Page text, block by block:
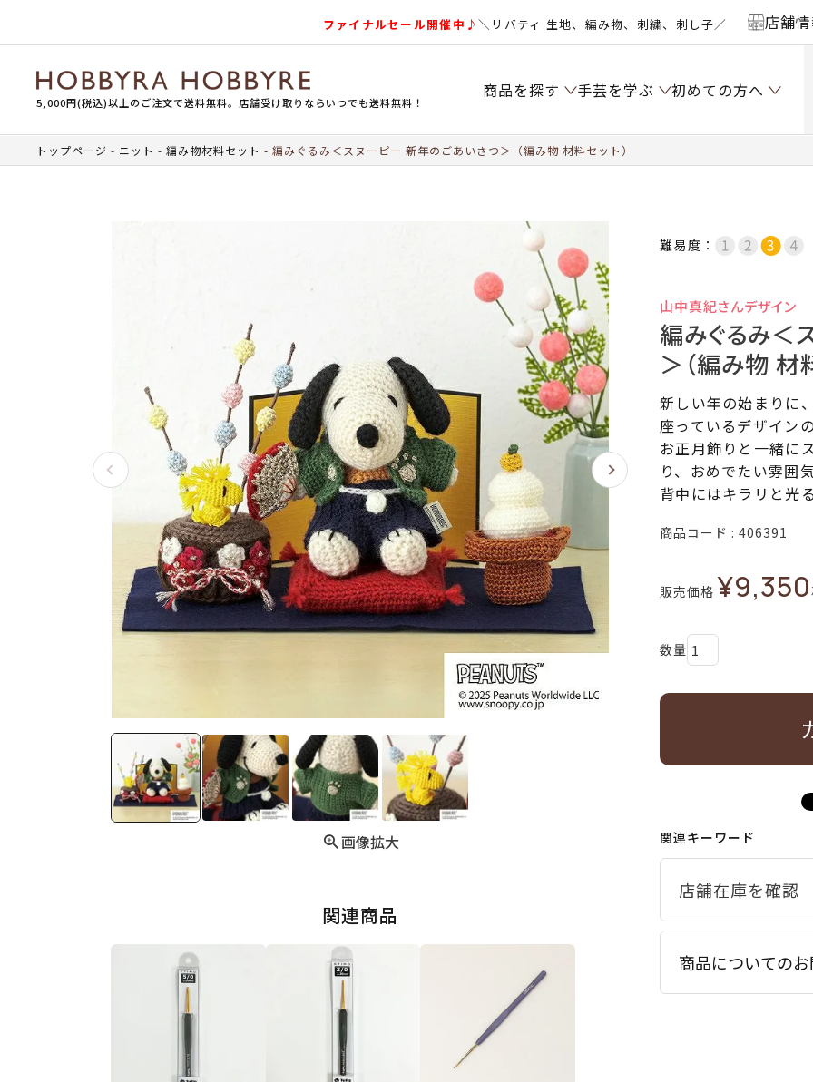
ファイナルセール開催中♪＼リバティ 生地、編み物、刺繍、刺し子／ 店舗
5,000円(税込)以上のご注文で送料無料。店舗受け取りならいつでも送料無料！
商品を探す 手芸を学ぶ 初めての方へ
トップページ ニット 編み物材料セット 編みぐるみ＜スヌーピー 新年のごあいさつ＞（編み物 材料セット）
画像拡大
関連商品
難易度：
山中真紀さんデザイン
編みぐるみ＜
＞（編み物 材
新しい年の始まりに
座っているデザイン
お正月飾りと一緒に
り、おめでたい雰囲
背中にはキラリと光
商品コード 406391
販売価格 ¥9,350
関連キーワード
商品についての